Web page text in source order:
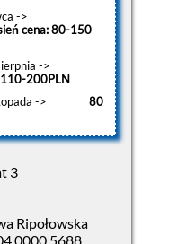
->
cena: 80-150
->
200PLN
->
80
3
Ripołowska
0000 5688